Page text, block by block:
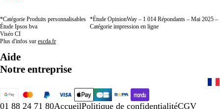
*Catégorie Produits personnalisables
Étude Ipsos bva
Viséo CI
Plus d'infos sur escda.fr
*Étude OpinionWay – 1 014 Répondants – Mai 2025 –
Catégorie impression en ligne
Aide
Notre entreprise
01 88 24 71 80AccueilPolitique de confidentialitéCGV